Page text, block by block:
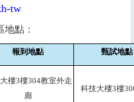
tw
點：
報到地點 甄試地點
樓3樓304教室外走
廊
科技大樓3樓